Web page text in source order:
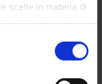
scelte in materia di
proprietà digitale
in qualsiasi
o facendo clic